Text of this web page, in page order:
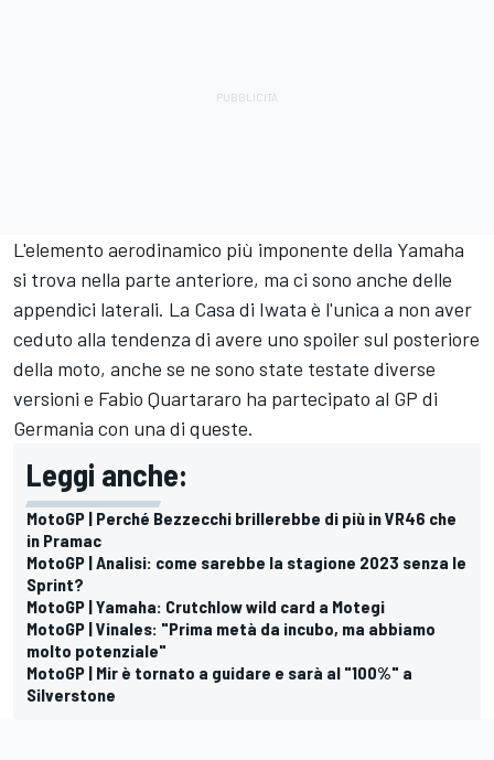
L'elemento aerodinamico più imponente della Yamaha
si trova nella parte anteriore, ma ci sono anche delle
appendici laterali. La Casa di Iwata è l'unica a non aver
ceduto alla tendenza di avere uno spoiler sul posteriore
della moto, anche se ne sono state testate diverse
versioni e Fabio Quartararo ha partecipato al GP di
Germania con una di queste.
Leggi anche:
MotoGP | Perché Bezzecchi brillerebbe di più in VR46 che
in Pramac
MotoGP | Analisi: come sarebbe la stagione 2023 senza le
Sprint?
MotoGP | Yamaha: Crutchlow wild card a Motegi
MotoGP | Vinales: "Prima metà da incubo, ma abbiamo
molto potenziale"
MotoGP | Mir è tornato a guidare e sarà al "100%" a
Silverstone